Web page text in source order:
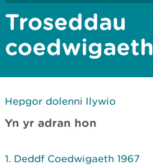
Troseddau
coedwigaeth
Hepgor dolenni llywio
Yn yr adran hon
Deddf Coedwigaeth 1967